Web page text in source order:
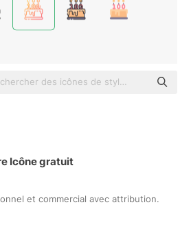
Icône gratuit
et commercial avec attribution.